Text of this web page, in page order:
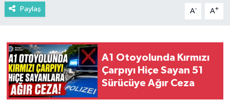
Paylaş A- A+
A1 Otoyolunda Kırmızı
Çarpıyı Hiçe Sayan 51
Sürücüye Ağır Ceza